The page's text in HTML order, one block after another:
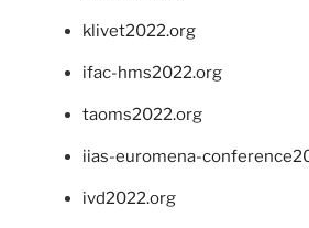
klivet2022.org
ifac-hms2022.org
taoms2022.org
iias-euromena-
ivd2022.org